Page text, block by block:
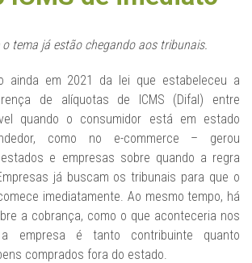
tema já estão chegando aos tribunais.
ainda em 2021 da lei que estabeleceu a
de alíquotas de ICMS (Difal) entre
quando o consumidor está em estado
como no e-commerce – gerou
e empresas sobre quando a regra
já buscam os tribunais para que o
imediatamente. Ao mesmo tempo, há
a cobrança, como o que aconteceria nos
empresa é tanto contribuinte quanto
comprados fora do estado.